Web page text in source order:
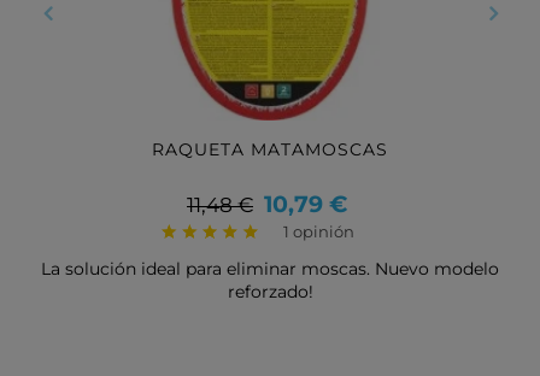
RAQUETA MATAMOSCAS
Precio
base
11,48 € Precio
10,79 €
1 opinión
La solución ideal para eliminar moscas. Nuevo modelo
reforzado!